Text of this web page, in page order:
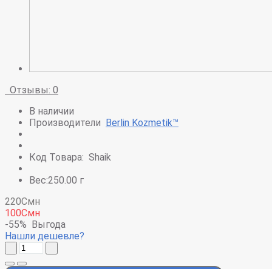
Отзывы: 0
В наличии
Производители Berlin Kozmetik™
Код Товара: Shaik
Вес:250.00 г
220Смн
100Смн
-55% Выгода
Нашли дешевле?